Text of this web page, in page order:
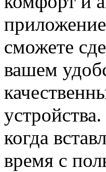
сможете
вашем
когда
время с